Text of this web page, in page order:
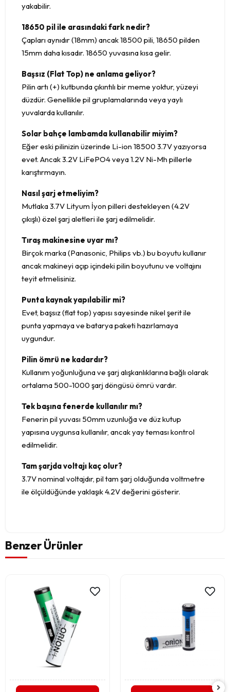
yakabilir.
18650 pil ile arasındaki fark nedir?
Çapları aynıdır (18mm) ancak 18500 pili, 18650 pilden
15mm daha kısadır. 18650 yuvasına kısa gelir.
Başsız (Flat Top) ne anlama geliyor?
Pilin artı (+) kutbunda çıkıntılı bir meme yoktur, yüzeyi
düzdür. Genellikle pil gruplamalarında veya yaylı
yuvalarda kullanılır.
Solar bahçe lambamda kullanabilir miyim?
Eğer eski pilinizin üzerinde Li-ion 18500 3.7V yazıyorsa
evet. Ancak 3.2V LiFePO4 veya 1.2V Ni-Mh pillerle
karıştırmayın.
Nasıl şarj etmeliyim?
Mutlaka 3.7V Lityum İyon pilleri destekleyen (4.2V
çıkışlı) özel şarj aletleri ile şarj edilmelidir.
Tıraş makinesine uyar mı?
Birçok marka (Panasonic, Philips vb.) bu boyutu kullanır
ancak makineyi açıp içindeki pilin boyutunu ve voltajını
teyit etmelisiniz.
Punta kaynak yapılabilir mi?
Evet, başsız (flat top) yapısı sayesinde nikel şerit ile
punta yapmaya ve batarya paketi hazırlamaya
uygundur.
Pilin ömrü ne kadardır?
Kullanım yoğunluğuna ve şarj alışkanlıklarına bağlı olarak
ortalama 500-1000 şarj döngüsü ömrü vardır.
Tek başına fenerde kullanılır mı?
Fenerin pil yuvası 50mm uzunluğa ve düz kutup
yapısına uygunsa kullanılır, ancak yay teması kontrol
edilmelidir.
Tam şarjda voltajı kaç olur?
3.7V nominal voltajdır, pil tam şarj olduğunda voltmetre
ile ölçüldüğünde yaklaşık 4.2V değerini gösterir.
Benzer Ürünler